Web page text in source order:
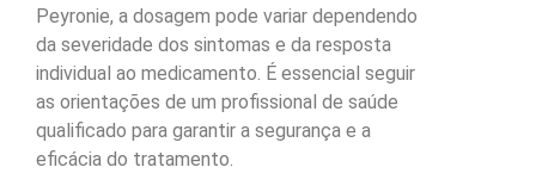
Peyronie, a dosagem pode variar dependendo
da severidade dos sintomas e da resposta
individual ao medicamento. É essencial seguir
as orientações de um profissional de saúde
qualificado para garantir a segurança e a
eficácia do tratamento.